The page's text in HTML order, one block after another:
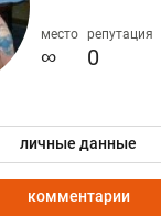
место
∞
репутация
0
личные данные
комментарии